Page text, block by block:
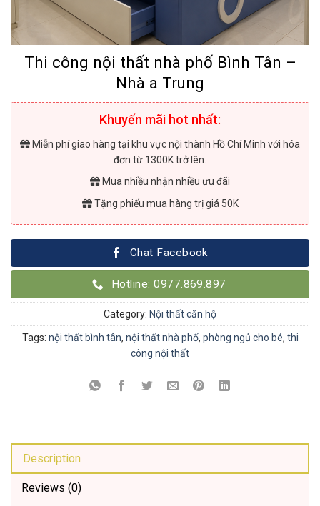
Thi công nội thất nhà phố Bình Tân –
Nhà a Trung
Khuyến mãi hot nhất:
Miễn phí giao hàng tại khu vực nội thành Hồ Chí Minh với hóa
đơn từ 1300K trở lên.
Mua nhiều nhận nhiều ưu đãi
Tặng phiếu mua hàng trị giá 50K
Chat Facebook
Hotline: 0977.869.897
Category: Nội thất căn hộ
Tags: nội thất bình tân, nội thất nhà phố, phòng ngủ cho bé, thi
công nội thất
Description
Reviews (0)